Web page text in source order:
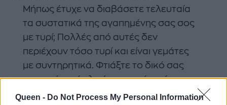
Queen - Do Not Process My Personal Information
Μήπως έτυχε να διαβάσετε τελευταία
τα συστατικά της αγαπημένης σας σος
με τυρί; Πολλές από αυτές δεν
περιέχουν τόσο τυρί και είναι γεμάτες
με συντηρητικά. Φτιάξτε το δικό σας
ντιπ από τυρί, γλιτώνοντας όχι μόνο
περιττές θερμίδες αλλά και περιττά